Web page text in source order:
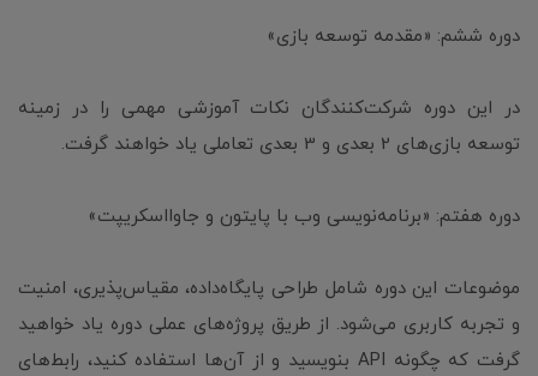
دوره ششم: «مقدمه توسعه بازی»
در این دوره شرکت‌کنندگان نکات آموزشی مهمی را در زمینه
توسعه بازی‌های 2 بعدی و 3 بعدی تعاملی یاد خواهند گرفت.
دوره هفتم: «برنامه‌نویسی وب با پایتون و جاوااسکریپت»
موضوعات این دوره شامل طراحی پایگاه‌داده، مقیاس‌پذیری، امنیت
و تجربه کاربری می‌شود. از طریق پروژه‌های عملی دوره یاد خواهید
گرفت که چگونه API بنویسید و از آن‌ها استفاده کنید، رابط‌های